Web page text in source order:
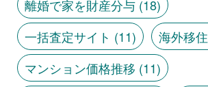
離婚で家を財産分与(18)
一括査定サイト (11) 海外移住
マンション価格推移 (11)